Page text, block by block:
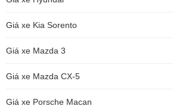
Giá xe Kia Sorento
Giá xe Mazda 3
Giá xe Mazda CX-5
Giá xe Porsche Macan